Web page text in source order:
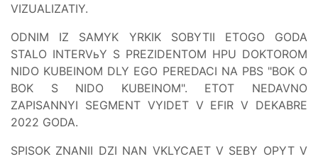
VIZUALIZATIY.
ODNIM IZ SAMYK YRKIK SOBYTII ETOGO GODA
STALO INTERVьY S PREZIDENTOM HPU DOKTOROM
NIDO KUBEINOM DLY EGO PEREDACI NA PBS "BOK O
BOK S NIDO KUBEINOM". ETOT NEDAVNO
ZAPISANNYI SEGMENT VYIDET V EFIR V DEKABRE
2022 GODA.
SPISOK ZNANII DZI NAN VKLYCAET V SEBY OPYT V